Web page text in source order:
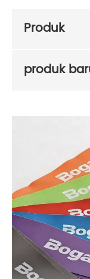
Produk
produk